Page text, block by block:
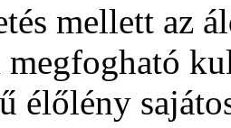
mellett az
élőlény